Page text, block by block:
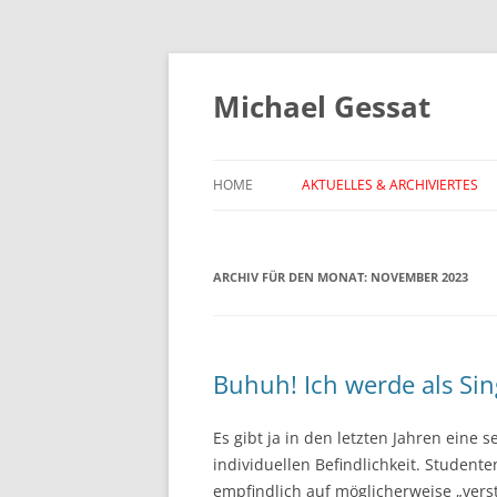
Michael Gessat
HOME AKTUELLES & ARCHIVIERTES
ARCHIV FÜR DEN MONAT: NOVEMBER 2023
Buhuh! Ich werde als
Es gibt ja in den letzten Jahren eine
individuellen Befindlichkeit.
empfindlich auf möglicherweise